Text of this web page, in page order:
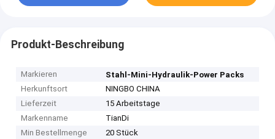
Produkt-Beschreibung
Markieren
Stahl-Mini-Hydraulik-Power Packs
Herkunftsort
NINGBO CHINA
Lieferzeit
15 Arbeitstage
Markenname
TianDi
Min Bestellmenge
20 Stück